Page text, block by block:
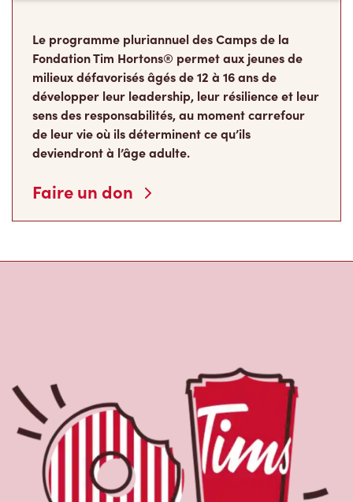
Le programme pluriannuel des Camps de la
Fondation Tim Hortons® permet aux jeunes de
milieux défavorisés âgés de 12 à 16 ans de
développer leur leadership, leur résilience et leur
sens des responsabilités, au moment carrefour
de leur vie où ils déterminent ce qu’ils
deviendront à l’âge adulte.
Faire un don